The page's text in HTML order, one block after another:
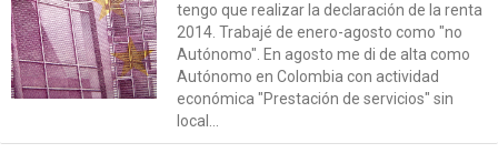
tengo que realizar la declaración de la renta
2014. Trabajé de enero-agosto como "no
Autónomo". En agosto me di de alta como
Autónomo en Colombia con actividad
económica "Prestación de servicios" sin
local...